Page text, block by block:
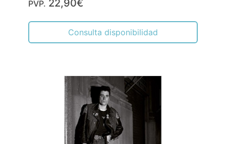
PVP. 22,90€
Consulta disponibilidad